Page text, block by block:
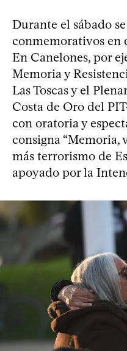
Durante el sábado
conmemorativos en
En Canelones, por
Memoria y
Las Toscas y el
Costa de Oro del
con oratoria y
consigna “Memoria,
más terrorismo de
apoyado por la